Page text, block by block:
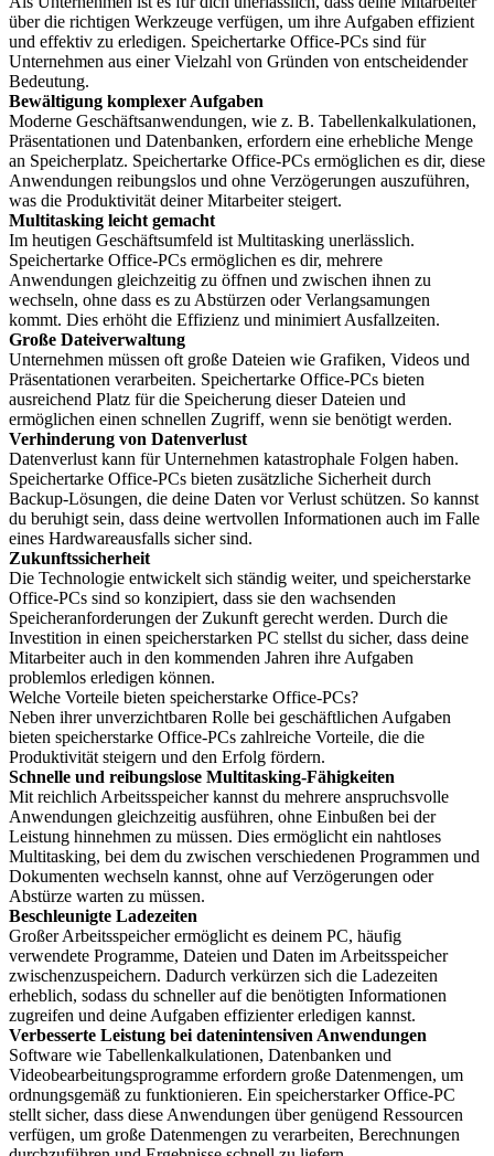
über die richtigen Werkzeuge verfügen, um ihre Aufgaben effizient
und effektiv zu erledigen. Speichertarke Office-PCs sind für
Unternehmen aus einer Vielzahl von Gründen von entscheidender
Bedeutung.
Bewältigung komplexer Aufgaben
Moderne Geschäftsanwendungen, wie z. B. Tabellenkalkulationen,
Präsentationen und Datenbanken, erfordern eine erhebliche Menge
an Speicherplatz. Speichertarke Office-PCs ermöglichen es dir, diese
Anwendungen reibungslos und ohne Verzögerungen auszuführen,
was die Produktivität deiner Mitarbeiter steigert.
Multitasking leicht gemacht
Im heutigen Geschäftsumfeld ist Multitasking unerlässlich.
Speichertarke Office-PCs ermöglichen es dir, mehrere
Anwendungen gleichzeitig zu öffnen und zwischen ihnen zu
wechseln, ohne dass es zu Abstürzen oder Verlangsamungen
kommt. Dies erhöht die Effizienz und minimiert Ausfallzeiten.
Große Dateiverwaltung
Unternehmen müssen oft große Dateien wie Grafiken, Videos und
Präsentationen verarbeiten. Speichertarke Office-PCs bieten
ausreichend Platz für die Speicherung dieser Dateien und
ermöglichen einen schnellen Zugriff, wenn sie benötigt werden.
Verhinderung von Datenverlust
Datenverlust kann für Unternehmen katastrophale Folgen haben.
Speichertarke Office-PCs bieten zusätzliche Sicherheit durch
Backup-Lösungen, die deine Daten vor Verlust schützen. So kannst
du beruhigt sein, dass deine wertvollen Informationen auch im Falle
eines Hardwareausfalls sicher sind.
Zukunftssicherheit
Die Technologie entwickelt sich ständig weiter, und speicherstarke
Office-PCs sind so konzipiert, dass sie den wachsenden
Speicheranforderungen der Zukunft gerecht werden. Durch die
Investition in einen speicherstarken PC stellst du sicher, dass deine
Mitarbeiter auch in den kommenden Jahren ihre Aufgaben
problemlos erledigen können.
Welche Vorteile bieten speicherstarke Office-PCs?
Neben ihrer unverzichtbaren Rolle bei geschäftlichen Aufgaben
bieten speicherstarke Office-PCs zahlreiche Vorteile, die die
Produktivität steigern und den Erfolg fördern.
Schnelle und reibungslose Multitasking-Fähigkeiten
Mit reichlich Arbeitsspeicher kannst du mehrere anspruchsvolle
Anwendungen gleichzeitig ausführen, ohne Einbußen bei der
Leistung hinnehmen zu müssen. Dies ermöglicht ein nahtloses
Multitasking, bei dem du zwischen verschiedenen Programmen und
Dokumenten wechseln kannst, ohne auf Verzögerungen oder
Abstürze warten zu müssen.
Beschleunigte Ladezeiten
Großer Arbeitsspeicher ermöglicht es deinem PC, häufig
verwendete Programme, Dateien und Daten im Arbeitsspeicher
zwischenzuspeichern. Dadurch verkürzen sich die Ladezeiten
erheblich, sodass du schneller auf die benötigten Informationen
zugreifen und deine Aufgaben effizienter erledigen kannst.
Verbesserte Leistung bei datenintensiven Anwendungen
Software wie Tabellenkalkulationen, Datenbanken und
Videobearbeitungsprogramme erfordern große Datenmengen, um
ordnungsgemäß zu funktionieren. Ein speicherstarker Office-PC
stellt sicher, dass diese Anwendungen über genügend Ressourcen
verfügen, um große Datenmengen zu verarbeiten, Berechnungen